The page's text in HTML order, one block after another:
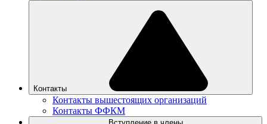
Контакты
Контакты вышестоящих организаций
Контакты ФФКМ